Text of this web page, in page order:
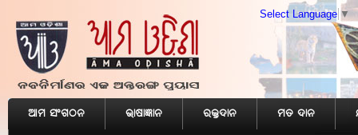
Select Language ▼
ଆମ ସଂଗଠନ ଭାଷାଜ୍ଞାନ ରକ୍ତଦାନ ମତ ଦାନ